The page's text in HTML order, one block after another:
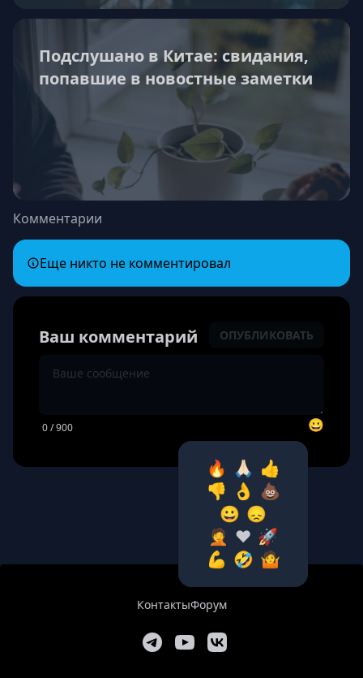
Подслушано в Китае: свидания,
попавшие в новостные заметки
Комментарии
Еще никто не комментировал
Ваш комментарий ОПУБЛИКОВАТЬ
0/ 900 😀
🔥 🙏🏻 👍
👎 👌 💩
😀 😞
🤦‍ ❤️ 🚀
💪 🤣 🤷‍
КонтактыФорум